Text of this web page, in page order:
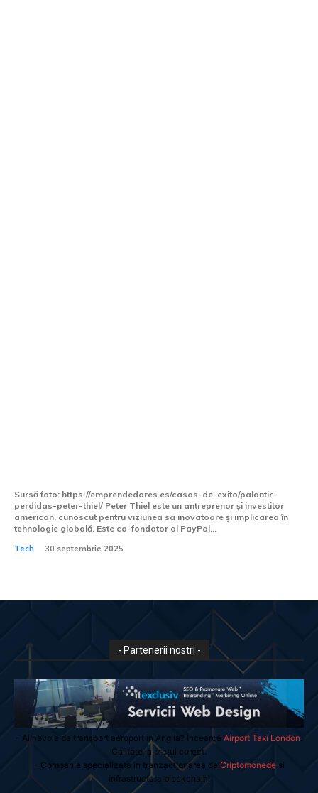
Sursă foto: https://emprendedores.es/casos-de-exito/palantir-
perdidas-peter-thiel/ Peter Thiel este un antreprenor și investitor
american, cunoscut pentru viziunea sa inovatoare și implicarea în
tehnologie globală. Este co-fondator al PayPal...
Tech 30 septembrie 2025
- Partenerii nostri -
- Ai nevoie de transport aeroport in Anglia? Încearcă Airport Taxi London
Calitate la prețul corect.
- Companie specializata in tranzactionarea de Criptomonedesi
infrastructura blockchain.